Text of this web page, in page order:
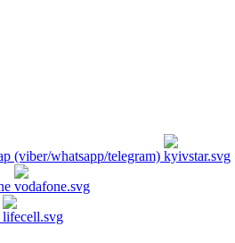
(viber/whatsapp/telegram)